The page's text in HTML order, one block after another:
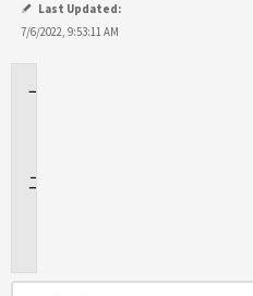
Last Updated:
7/6/2022, 9:53:11 AM